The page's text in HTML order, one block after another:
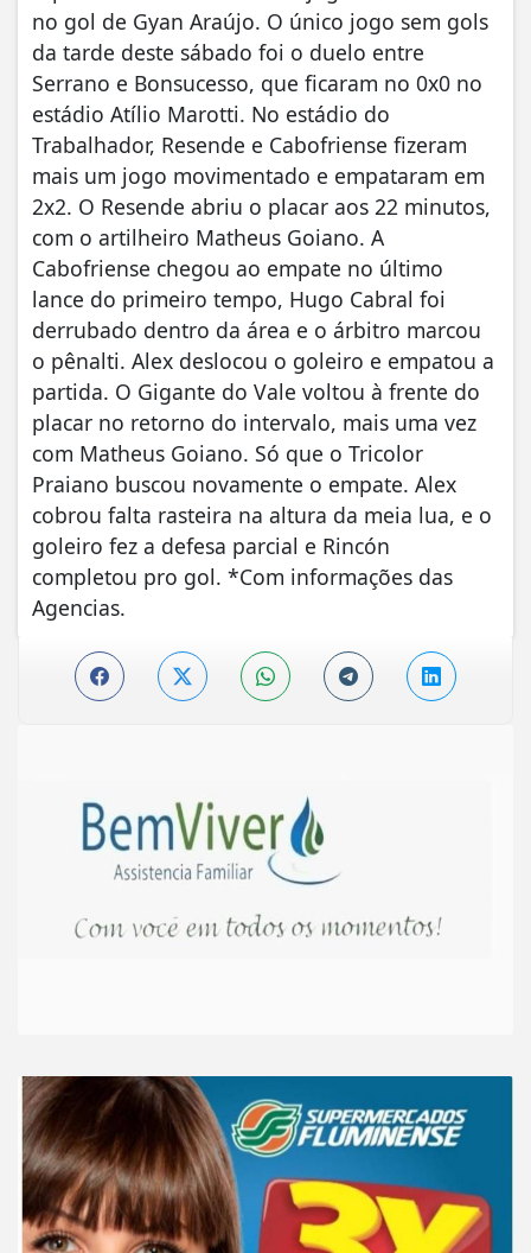
no gol de Gyan Araújo. O único jogo sem gols
da tarde deste sábado foi o duelo entre
Serrano e Bonsucesso, que ficaram no 0x0 no
estádio Atílio Marotti. No estádio do
Trabalhador, Resende e Cabofriense fizeram
mais um jogo movimentado e empataram em
2x2. O Resende abriu o placar aos 22 minutos,
com o artilheiro Matheus Goiano. A
Cabofriense chegou ao empate no último
lance do primeiro tempo, Hugo Cabral foi
derrubado dentro da área e o árbitro marcou
o pênalti. Alex deslocou o goleiro e empatou a
partida. O Gigante do Vale voltou à frente do
placar no retorno do intervalo, mais uma vez
com Matheus Goiano. Só que o Tricolor
Praiano buscou novamente o empate. Alex
cobrou falta rasteira na altura da meia lua, e o
goleiro fez a defesa parcial e Rincón
completou pro gol. *Com informações das
Agencias.